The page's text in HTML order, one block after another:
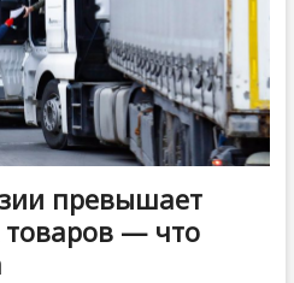
превышает
товаров — что